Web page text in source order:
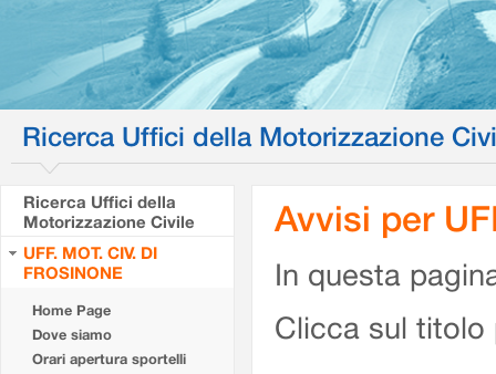
Ricerca Uffici della Motorizzazione
Ricerca Uffici della
Motorizzazione Civile
UFF. MOT. CIV. DI
FROSINONE
Home Page
Dove siamo
Orari apertura sportelli
Avvisi per
In questa
Clicca sul titolo